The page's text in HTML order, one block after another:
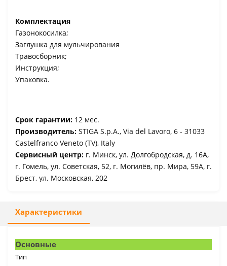
Комплектация
Газонокосилка;
Заглушка для мульчирования
Травосборник;
Инструкция;
Упаковка.
Срок гарантии: 12 мес.
Производитель: STIGA S.p.A., Via del Lavoro, 6 - 31033
Castelfranco Veneto (TV), Italy
Сервисный центр: г. Минск, ул. Долгобродская, д. 16А,
г. Гомель, ул. Советская, 52, г. Могилёв, пр. Мира, 59А, г.
Брест, ул. Московская, 202
Характеристики
Основные
Тип